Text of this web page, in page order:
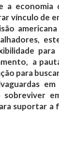
a
vínculo de
a
para
sobreviver
suportar